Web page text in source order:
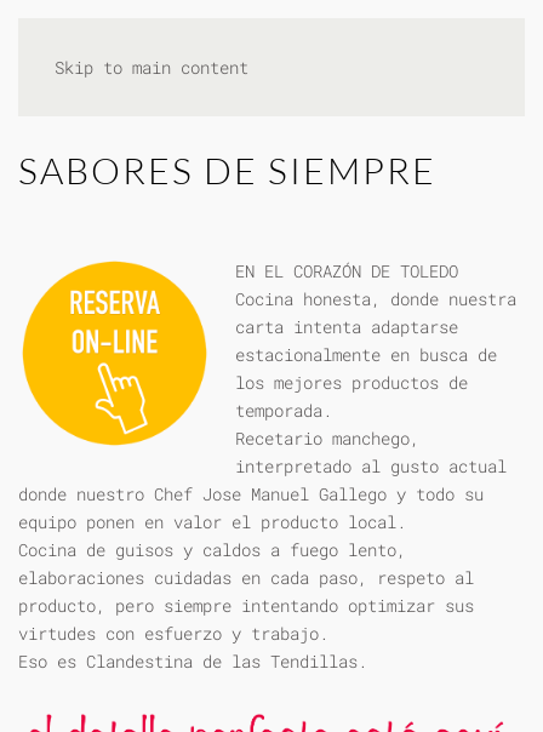
Skip to main content
SABORES DE SIEMPRE
EN EL CORAZÓN DE TOLEDO
Cocina honesta, donde nuestra
carta intenta adaptarse
estacionalmente en busca de
los mejores productos de
temporada.
Recetario manchego,
interpretado al gusto actual
donde nuestro Chef Jose Manuel Gallego y todo su
equipo ponen en valor el producto local.
Cocina de guisos y caldos a fuego lento,
elaboraciones cuidadas en cada paso, respeto al
producto, pero siempre intentando optimizar sus
virtudes con esfuerzo y trabajo.
Eso es Clandestina de las Tendillas.